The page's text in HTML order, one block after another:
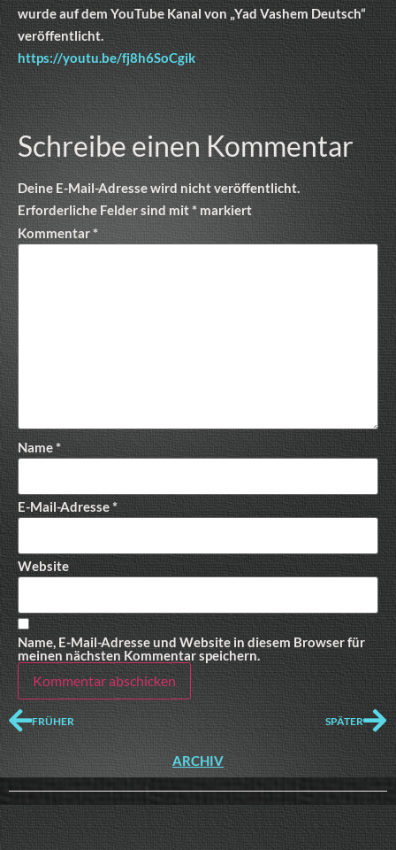
wurde auf dem YouTube Kanal von „Yad Vashem Deutsch“
veröffentlicht.
https://youtu.be/fj8h6SoCgik
Schreibe einen Kommentar
Deine E-Mail-Adresse wird nicht veröffentlicht.
Erforderliche Felder sind mit*markiert
Kommentar*
Name*
E-Mail-Adresse*
Website
Name, E-Mail-Adresse und Website in diesem Browser für
meinen nächsten Kommentar speichern.
FRÜHER SPÄTER
ARCHIV